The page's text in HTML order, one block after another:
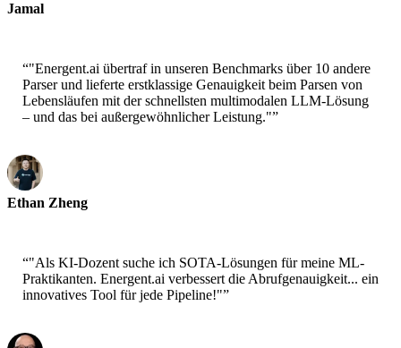
Jamal
“"Energent.ai übertraf in unseren Benchmarks über 10 andere
Parser und lieferte erstklassige Genauigkeit beim Parsen von
Lebensläufen mit der schnellsten multimodalen LLM-Lösung
– und das bei außergewöhnlicher Leistung."”
Ethan Zheng
“"Als KI-Dozent suche ich SOTA-Lösungen für meine ML-
Praktikanten. Energent.ai verbessert die Abrufgenauigkeit... ein
innovatives Tool für jede Pipeline!"”